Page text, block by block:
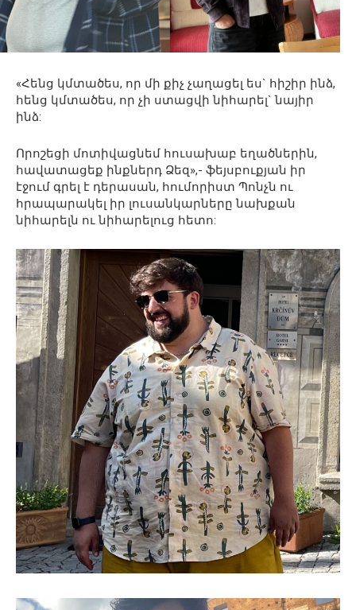
«Հենց կմտածես, որ մի քիչ չաղացել ես` հիշիր ինձ,
հենց կմտածես, որ չի ստացվի նիհարել` նայիր
ինձ:
Որոշեցի մոտիվացնեմ հուսախաբ եղածներին,
հավատացեք ինքներդ Ձեզ»,- ֆեյսբուքյան իր
էջում գրել է դերասան, հումորիստ Պոնչն ու
հրապարակել իր լուսանկարները նախքան
նիհարելն ու նիհարելուց հետո: